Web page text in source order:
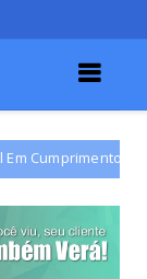
De Mandado